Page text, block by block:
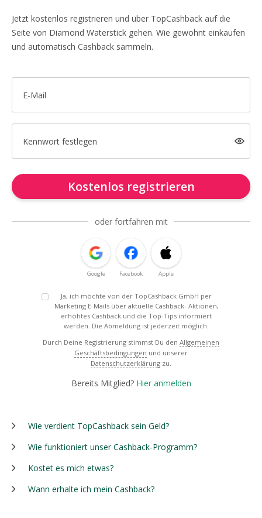
Jetzt kostenlos registrieren und über TopCashback auf die
Seite von Diamond Waterstick gehen. Wie gewohnt einkaufen
und automatisch Cashback sammeln.
E-Mail
Kennwort festlegen
Kostenlos registrieren
oder fortfahren mit
Google Facebook Apple
Ja, ich möchte von der TopCashback GmbH per
Marketing E-Mails über aktuelle Cashback- Aktionen,
erhöhtes Cashback und die Top-Tips informiert
werden. Die Abmeldung ist jederzeit möglich.
Durch Deine Registrierung stimmst Du den Allgemeinen
Geschäftsbedingungen und unserer
Datenschutzerklärung zu.
Bereits Mitglied? Hier anmelden
Wie verdient TopCashback sein Geld?
Wie funktioniert unser Cashback-Programm?
Kostet es mich etwas?
Wann erhalte ich mein Cashback?